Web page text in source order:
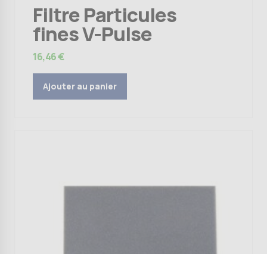
Filtre Particules
fines V-Pulse
16,46€
Ajouter au panier